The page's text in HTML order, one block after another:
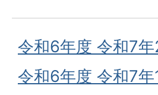
令和6年度 令和7
令和6年度 令和7